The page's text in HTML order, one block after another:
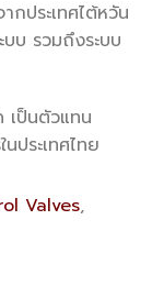
ประเทศไต้หวัน
บ รวมถึงระบบ
เป็นตัวแทน
ประเทศไทย
Valves,